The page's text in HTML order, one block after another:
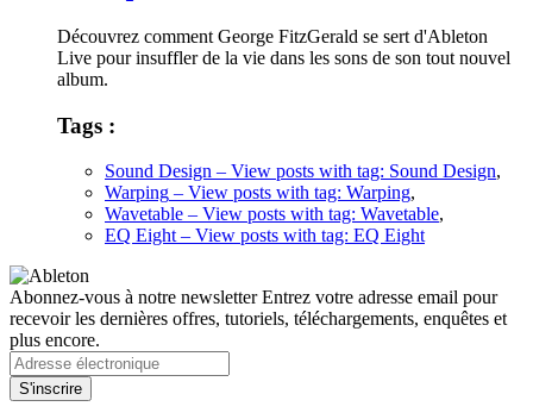
Découvrez comment George FitzGerald se sert d'Ableton
Live pour insuffler de la vie dans les sons de son tout nouvel
album.
Tags :
Sound Design – View posts with tag: Sound Design,
Warping – View posts with tag: Warping,
Wavetable – View posts with tag: Wavetable,
EQ Eight – View posts with tag: EQ Eight
Abonnez-vous à notre newsletterEntrez votre adresse email pour
recevoir les dernières offres, tutoriels, téléchargements, enquêtes et
plus encore.